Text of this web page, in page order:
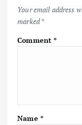
Your email address
marked*
Comment*
Name *